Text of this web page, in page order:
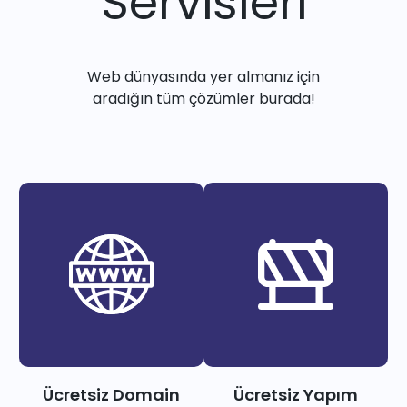
Web dünyasında yer almanız için
aradığın tüm çözümler burada!
Ücretsiz Domain Ücretsiz Yapım